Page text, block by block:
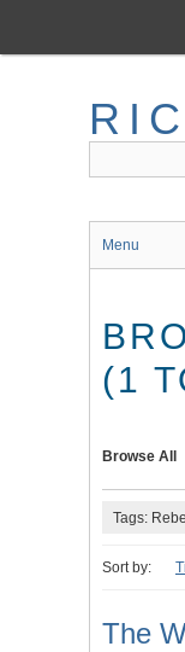
main
Menu
(1
Browse All
Tags:
Sort by:
The